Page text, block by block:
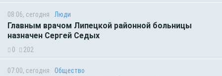
08:06, сегодня Люди
Главным врачом Липецкой районной больницы
назначен Сергей Седых
0 202
07:00, сегодня Общество